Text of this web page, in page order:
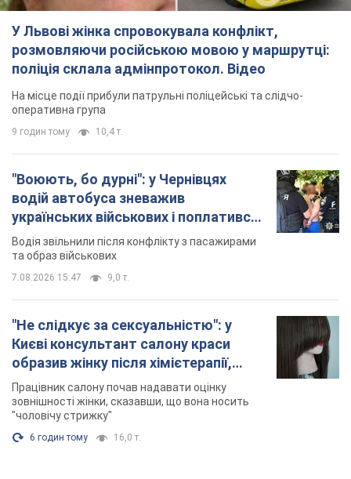
У Львові жінка спровокувала конфлікт,
розмовляючи російською мовою у маршрутці:
поліція склала адмінпротокол. Відео
На місце події прибули патрульні поліцейські та слідчо-
оперативна група
9 годин тому 10,4 т.
"Воюють, бо дурні": у Чернівцях
водій автобуса зневажив
українських військових і поплатився.
Відео
Водія звільнили після конфлікту з пасажирами
та образ військових
7.08.2026 15:47 9,0 т.
"Не слідкує за сексуальністю": у
Києві консультант салону краси
образив жінку після хімієтерапії,
розгорівся скандал. Фото
Працівник салону почав надавати оцінку
зовнішності жінки, сказавши, що вона носить
"чоловічу стрижку"
6 годин тому 16,0 т.